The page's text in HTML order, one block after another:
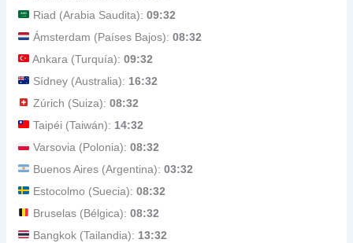
Riad (Arabia Saudita):09:32
Ámsterdam (Países Bajos):08:32
Ankara (Turquía):09:32
Sídney (Australia): 16:32
Zúrich (Suiza):08:32
Taipéi (Taiwán): 14:32
Varsovia (Polonia):08:32
Buenos Aires (Argentina):03:32
Estocolmo (Suecia):08:32
Bruselas (Bélgica):08:32
Bangkok (Tailandia): 13:32